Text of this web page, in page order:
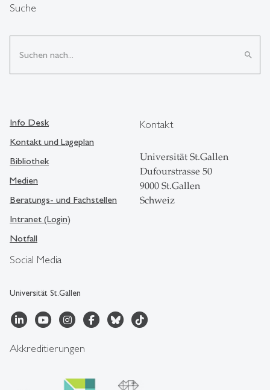
Suche
search
Social Media
Universität St.Gallen
Info Desk
Kontakt und Lageplan
Bibliothek
Medien
Beratungs- und Fachstellen
Intranet (Login)
Notfall
Kontakt
Universität St.Gallen
Dufourstrasse 50
9000 St.Gallen
Schweiz
Akkreditierungen